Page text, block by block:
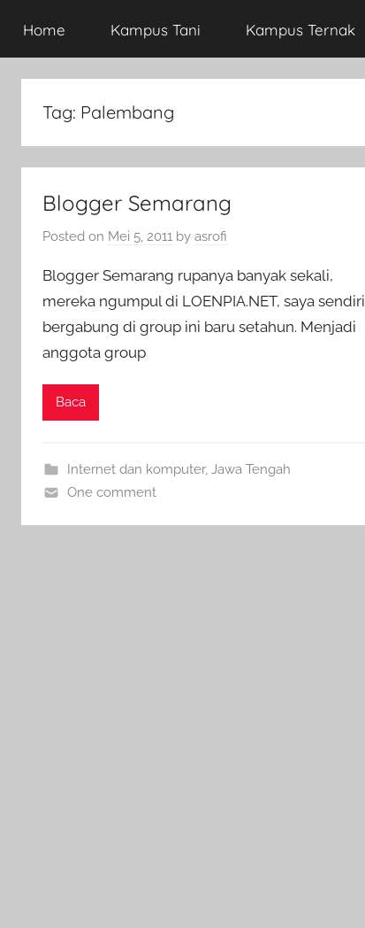
Home Kampus Tani Kampus Ternak
Tag: Palembang
Blogger Semarang
Posted on Mei 5, 2011 by asrofi
Blogger Semarang rupanya banyak sekali,
mereka ngumpul di LOENPIA.NET, saya sendiri
bergabung di group ini baru setahun. Menjadi
anggota group
Baca
Internet dan komputer, Jawa Tengah
One comment